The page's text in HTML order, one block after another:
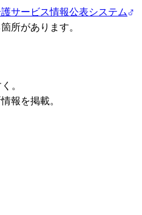
サービス情報公表システム
所があります。
。
報を掲載。